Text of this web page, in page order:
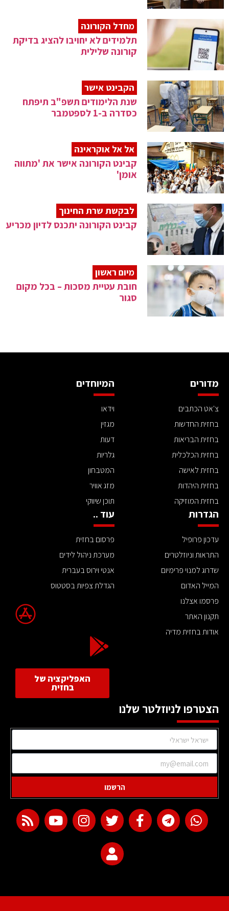
מחדל הקורונה
תלמידים לא יחויבו להציג בדיקת
קורונה שלילית
הקבינט אישר
שנת הלימודים תשפ"ב תיפתח
כסדרה ב-1 לספטמבר
אל אל אוקראינה
קבינט הקורונה אישר את 'מתווה
אומן'
לבקשת שרת החינוך
קבינט הקורונה יתכנס לדיון מכריע
מיום ראשון
חובת עטיית מסכות – בכל מקום
סגור
מדורים
צ'אט הכתבים
בחזית החדשות
בחזית הבריאות
בחזית הכלכלית
בחזית לאישה
בחזית היהדות
בחזית המוזיקה
המיוחדים
וידאו
מגזין
דעות
גלריות
המטבחון
מזג אוויר
תוכן שיווקי
הגדרות
עדכון פרופיל
התראות וניוזלטרים
שדרוג למנוי פרימיום
המייל האדום
פרסמו אצלנו
תקנון האתר
אודות בחזית מדיה
עוד ..
פרסום בחזית
מערכת ניהול לידים
אנטי וירוס בעברית
הגדלת צפיות בסטטוס
האפליקציה של
בחזית
הצטרפו לניוזלטר שלנו
הרשמו